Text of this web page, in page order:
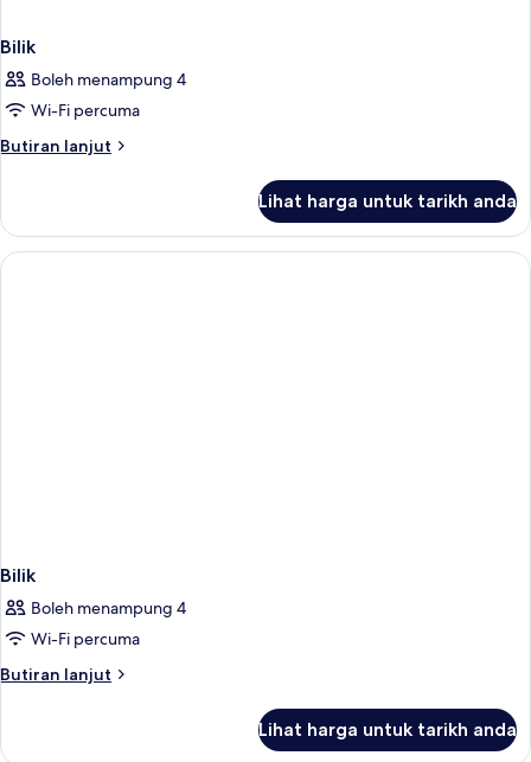
Bilik
Boleh menampung 4
Wi-Fi percuma
Butiran lanjut
Butiran
Lihat harga untuk tarikh anda
Bilik
Boleh menampung 4
Wi-Fi percuma
Butiran lanjut
Butiran
Lihat harga untuk tarikh anda